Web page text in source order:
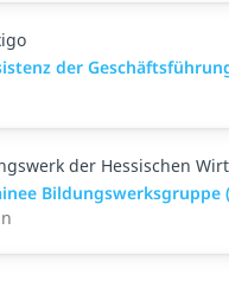
der
der Hessischen